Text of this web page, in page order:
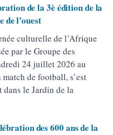
de la 3è édition de la
de l’ouest
culturelle de l’Afrique
par le Groupe des
24 juillet 2026 au
de football, s’est
le Jardin de la
des 600 ans de la